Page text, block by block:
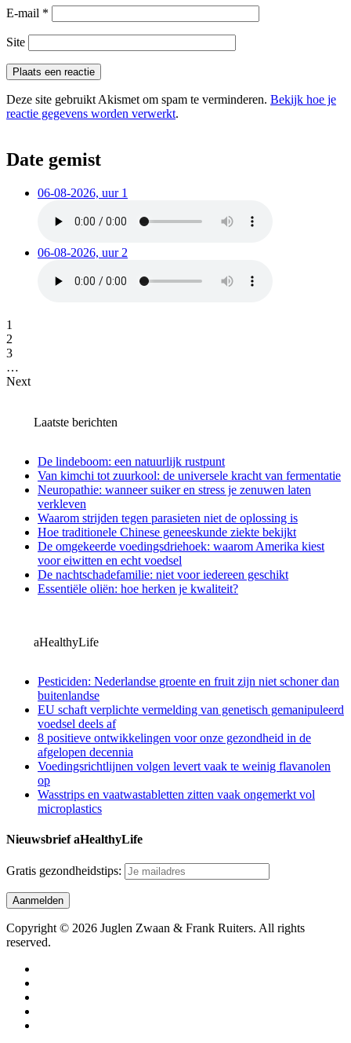
E-mail *
Site
Deze site gebruikt Akismet om spam te verminderen. Bekijk hoe je
reactie gegevens worden verwerkt.
Date gemist
06-08-2026, uur 1
06-08-2026, uur 2
1
2
3
…
Next
Laatste berichten
De lindeboom: een natuurlijk rustpunt
Van kimchi tot zuurkool: de universele kracht van fermentatie
Neuropathie: wanneer suiker en stress je zenuwen laten
verkleven
Waarom strijden tegen parasieten niet de oplossing is
Hoe traditionele Chinese geneeskunde ziekte bekijkt
De omgekeerde voedingsdriehoek: waarom Amerika kiest
voor eiwitten en echt voedsel
De nachtschadefamilie: niet voor iedereen geschikt
Essentiële oliën: hoe herken je kwaliteit?
aHealthyLife
Pesticiden: Nederlandse groente en fruit zijn niet schoner dan
buitenlandse
EU schaft verplichte vermelding van genetisch gemanipuleerd
voedsel deels af
8 positieve ontwikkelingen voor onze gezondheid in de
afgelopen decennia
Voedingsrichtlijnen volgen levert vaak te weinig flavanolen
op
Wasstrips en vaatwastabletten zitten vaak ongemerkt vol
microplastics
Nieuwsbrief aHealthyLife
Gratis gezondheidstips:
Copyright © 2026 Juglen Zwaan & Frank Ruiters. All rights
reserved.